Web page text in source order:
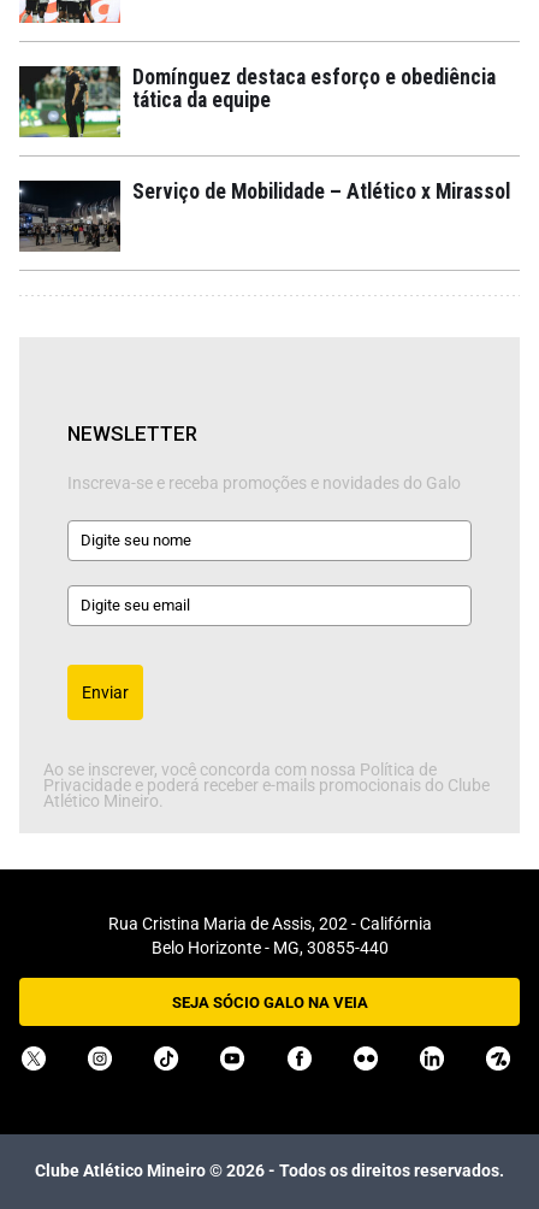
Domínguez destaca esforço e obediência
tática da equipe
Serviço de Mobilidade – Atlético x Mirassol
NEWSLETTER
Inscreva-se e receba promoções e novidades do Galo
Enviar
Ao se inscrever, você concorda com nossa Política de
Privacidade e poderá receber e-mails promocionais do Clube
Atlético Mineiro.
Rua Cristina Maria de Assis, 202 - Califórnia
Belo Horizonte - MG, 30855-440
SEJA SÓCIO GALO NA VEIA
Clube Atlético Mineiro ©2026- Todos os direitos reservados.